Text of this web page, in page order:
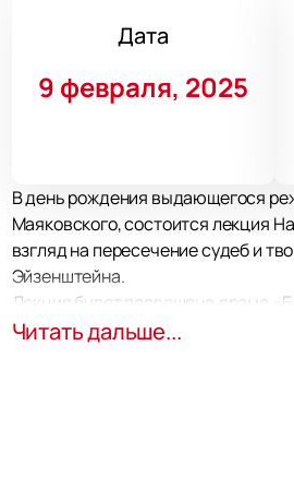
Дата
9 февраля, 2025
В день рождения выдающегося
Маяковского, состоится лекция
взгляд на пересечение судеб и
Эйзенштейна.
Лекция будет посвящена драме
Всеволод Мейерхольд планировал
Читать дальше...